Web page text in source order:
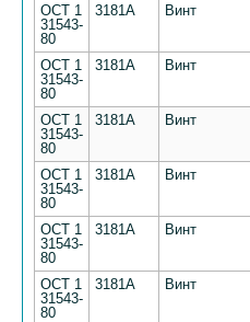
ОСТ 1
31543-
80
3181А Винт
ОСТ 1
31543-
80
3181А Винт
ОСТ 1
31543-
80
3181А Винт
ОСТ 1
31543-
80
3181А Винт
ОСТ 1
31543-
80
3181А Винт
ОСТ 1
31543-
80
3181А Винт